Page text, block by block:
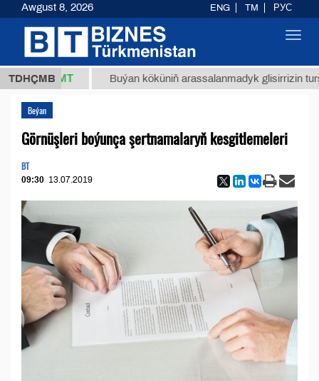
TDHÇMB
37,8 ТМТ Buýan köküniň arassalanmadyk glisirrizin
Beýan
Görnüşleri boýunça şertnamalaryň kesgitlemeleri
BT
09:30 13.07.2019
Awgust 8, 2026 ENG TM РУС